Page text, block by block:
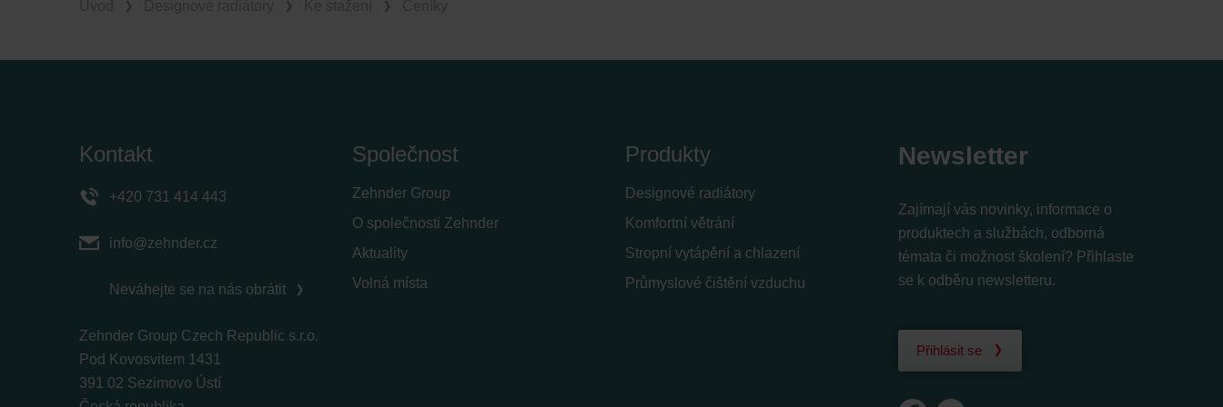
Kontakt
+420 731 414 443
info@zehnder.cz
Neváhejte se na nás obrátit
Zehnder Group Czech Republic s.r.o.
Pod Kovosvitem 1431
391 02 Sezimovo Ústí
Společnost
Zehnder Group
O společnosti Zehnder
Aktuality
Volná místa
Produkty
Designové radiátory
Komfortní větrání
Stropní vytápění a chlazení
Průmyslové čištění vzduchu
Newsletter
Zajímají vás novinky, informace o
produktech a službách, odborná
témata či možnost školení? Přihlaste
se k odběru newsletteru.
Přihlásit se